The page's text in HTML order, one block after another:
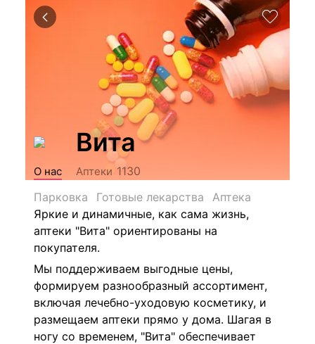
Вита
О нас Аптеки 1130
Парковка
Готовые лекарства
Аптека
Яркие и динамичные, как сама жизнь,
аптеки "Вита" ориентированы на
покупателя.
Мы поддерживаем выгодные цены,
формируем разнообразный ассортимент,
включая лечебно-уходовую косметику, и
размещаем аптеки прямо у дома. Шагая в
ногу со временем, "Вита" обеспечивает